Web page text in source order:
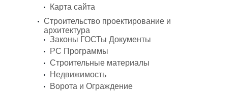
Карта сайта
Строительство проектирование и
архитектура
Законы ГОСТы Документы
PC Программы
Строительные материалы
Недвижимость
Ворота и Ограждение